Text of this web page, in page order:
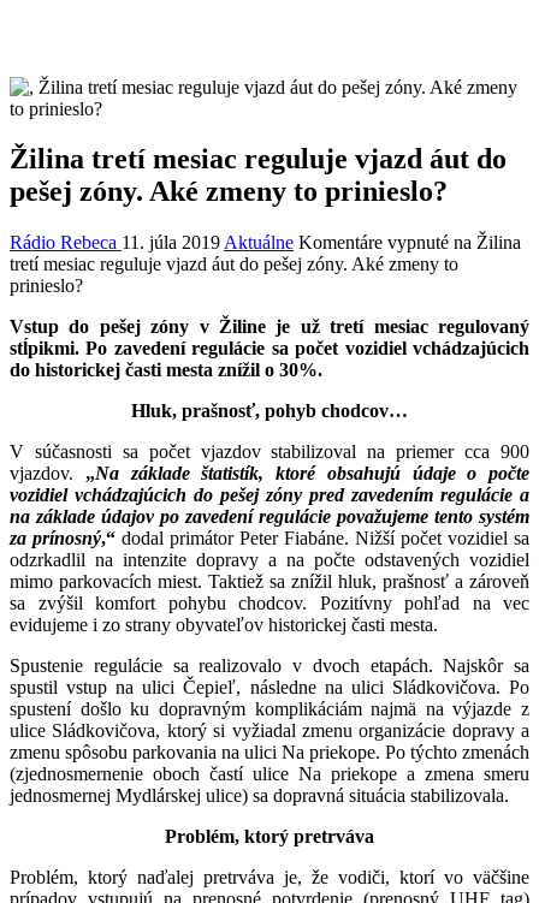
Žilina tretí mesiac reguluje vjazd áut do
pešej zóny. Aké zmeny to prinieslo?
Rádio Rebeca 11. júla 2019 Aktuálne Komentáre vypnuté na Žilina
tretí mesiac reguluje vjazd áut do pešej zóny. Aké zmeny to
prinieslo?
Vstup do pešej zóny v Žiline je už tretí mesiac regulovaný
stĺpikmi. Po zavedení regulácie sa počet vozidiel vchádzajúcich
do historickej časti mesta znížil o 30%.
Hluk, prašnosť, pohyb chodcov…
V súčasnosti sa počet vjazdov stabilizoval na priemer cca 900
vjazdov. „Na základe štatistík, ktoré obsahujú údaje o počte
vozidiel vchádzajúcich do pešej zóny pred zavedením regulácie a
na základe údajov po zavedení regulácie považujeme tento systém
za prínosný,“ dodal primátor Peter Fiabáne. Nižší počet vozidiel sa
odzrkadlil na intenzite dopravy a na počte odstavených vozidiel
mimo parkovacích miest. Taktiež sa znížil hluk, prašnosť a zároveň
sa zvýšil komfort pohybu chodcov. Pozitívny pohľad na vec
evidujeme i zo strany obyvateľov historickej časti mesta.
Spustenie regulácie sa realizovalo v dvoch etapách. Najskôr sa
spustil vstup na ulici Čepieľ, následne na ulici Sládkovičova. Po
spustení došlo ku dopravným komplikáciám najmä na výjazde z
ulice Sládkovičova, ktorý si vyžiadal zmenu organizácie dopravy a
zmenu spôsobu parkovania na ulici Na priekope. Po týchto zmenách
(zjednosmernenie oboch častí ulice Na priekope a zmena smeru
jednosmernej Mydlárskej ulice) sa dopravná situácia stabilizovala.
Problém, ktorý pretrváva
Problém, ktorý naďalej pretrváva je, že vodiči, ktorí vo väčšine